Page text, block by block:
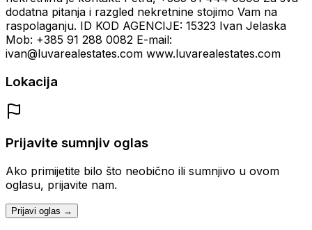
dodatna pitanja i razgled nekretnine stojimo Vam na
raspolaganju. ID KOD AGENCIJE: 15323 Ivan Jelaska
Mob: +385 91 288 0082 E-mail:
ivan@luvarealestates.com www.luvarealestates.com
Lokacija
Prijavite sumnjiv oglas
Ako primijetite bilo što neobično ili sumnjivo u ovom
oglasu, prijavite nam.
Prijavi oglas →